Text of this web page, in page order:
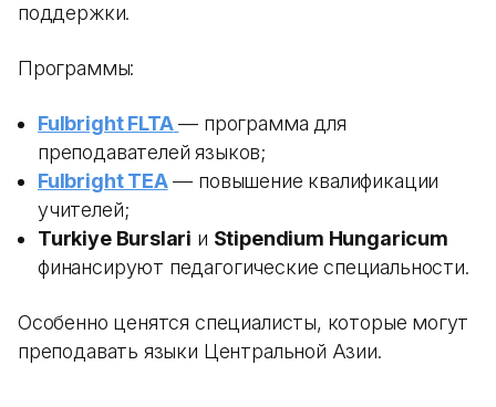
поддержки.
Программы:
Fulbright FLTA — программа для
преподавателей языков;
Fulbright TEA— повышение квалификации
учителей;
Turkiye Burslari и Stipendium Hungaricum
финансируют педагогические специальности.
Особенно ценятся специалисты, которые могут
преподавать языки Центральной Азии.